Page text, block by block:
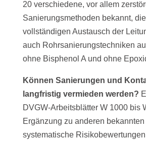
20 verschiedene, vor allem
Sanierungsmethoden bekannt,
vollständigen Austausch der
auch Rohrsanierungstechniken
ohne Bisphenol A und ohne
Können Sanierungen und
langfristig vermieden werden?
DVGW-Arbeitsblätter W 1000 bis
Ergänzung zu anderen
systematische